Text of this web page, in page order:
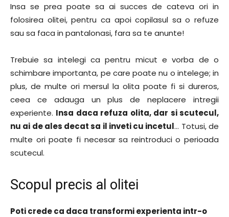
Insa se prea poate sa ai succes de cateva ori in
folosirea olitei, pentru ca apoi copilasul sa o refuze
sau sa faca in pantalonasi, fara sa te anunte!
Trebuie sa intelegi ca pentru micut e vorba de o
schimbare importanta, pe care poate nu o intelege; in
plus, de multe ori mersul la olita poate fi si dureros,
ceea ce adauga un plus de neplacere intregii
experiente. Insa daca refuza olita, dar si scutecul,
nu ai de ales decat sa il inveti cu incetul… Totusi, de
multe ori poate fi necesar sa reintroduci o perioada
scutecul.
Scopul precis al olitei
Poti crede ca daca transformi experienta intr-o